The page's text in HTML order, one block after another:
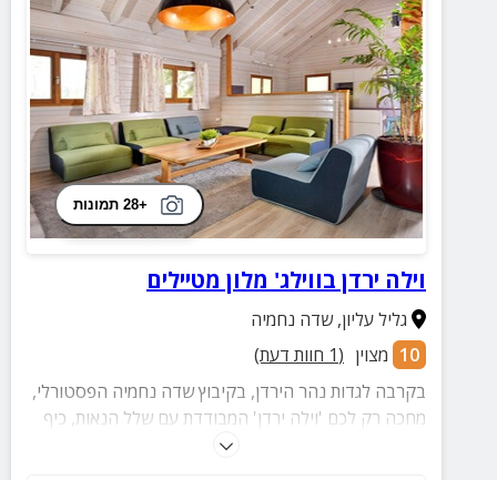
+28 תמונות
וילה ירדן בווילג' מלון מטיילים
גליל עליון,שדה נחמיה
10 מצוין (
1 חוות דעת)
בקרבה לגדות נהר הירדן, בקיבוץ שדה נחמיה הפסטורלי,
מחכה רק לכם 'וילה ירדן' המבודדת עם שלל הנאות, כיף
וקרבה למבחר פעילויות ואתרי טיול. בכפר הנופש תגלו